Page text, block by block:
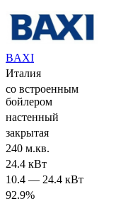
BAXI
Италия
со встроенным
бойлером
настенный
закрытая
240 м.кв.
24.4 кВт
10.4 — 24.4 кВт
92.9%